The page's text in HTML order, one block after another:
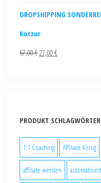
DROPSHIPPING
Kotzur
67,00€27,00 €
PRODUKT SCHLAGWÖRTER
1:1 Coaching Affiliate König
affiliate werden